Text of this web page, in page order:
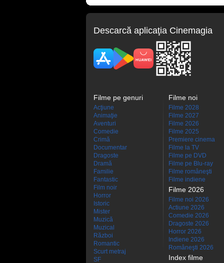
Descarcă aplicaţia Cinemagia
Filme pe genuri
Acţiune
Animaţie
Aventuri
Comedie
Crimă
Documentar
Dragoste
Dramă
Familie
Fantastic
Film noir
Horror
Istoric
Mister
Muzică
Muzical
Război
Romantic
Scurt metraj
SF
Filme noi
Filme 2028
Filme 2027
Filme 2026
Filme 2025
Premiere cinema
Filme la TV
Filme pe DVD
Filme pe Blu-ray
Filme româneşti
Filme indiene
Filme 2026
Filme noi 2026
Actiune 2026
Comedie 2026
Dragoste 2026
Horror 2026
Indiene 2026
Româneşti 2026
Index filme